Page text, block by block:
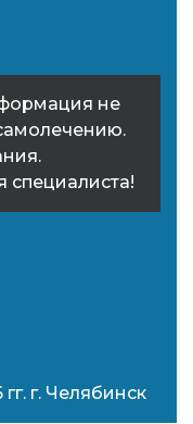
не
специалиста!
г. Челябинск